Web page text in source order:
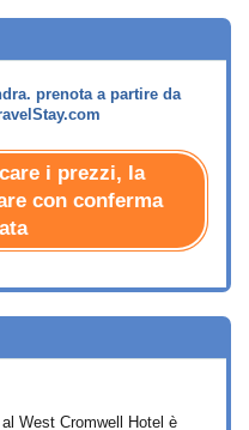
prenota a partire da
i prezzi, la
con conferma
West Cromwell Hotel è